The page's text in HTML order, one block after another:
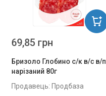
Бризоло Глобино с/к в/с в/п
нарізаний 80г
Продавець: Продбаза
69,85 грн